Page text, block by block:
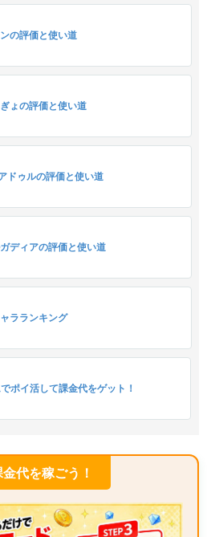
の評価と使い道
ょの評価と使い道
ドゥルの評価と使い道
ディアの評価と使い道
ラランキング
ポイ活して課金代をゲット！
代を稼ごう！